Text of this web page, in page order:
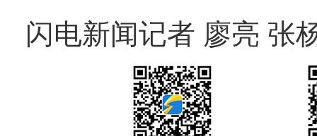
闪电新闻记者 廖亮 张